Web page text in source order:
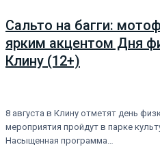
Сальто на багги:
ярким акцентом Дня
Клину (12+)
8 августа в Клину отметят день
мероприятия пройдут в парке
Насыщенная программа…